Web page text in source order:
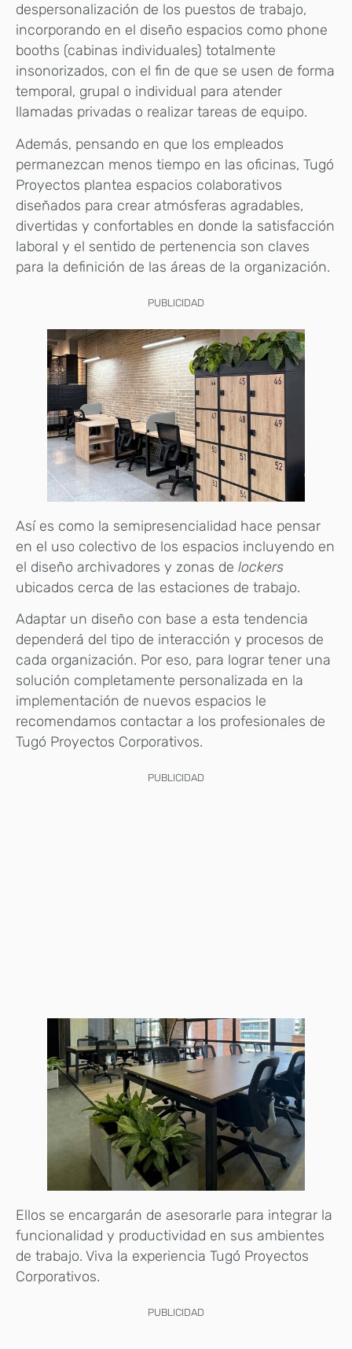
despersonalización de los puestos de trabajo,
incorporando en el diseño espacios como phone
booths (cabinas individuales) totalmente
insonorizados, con el fin de que se usen de forma
temporal, grupal o individual para atender
llamadas privadas o realizar tareas de equipo.
Además, pensando en que los empleados
permanezcan menos tiempo en las oficinas, Tugó
Proyectos plantea espacios colaborativos
diseñados para crear atmósferas agradables,
divertidas y confortables en donde la satisfacción
laboral y el sentido de pertenencia son claves
para la definición de las áreas de la organización.
PUBLICIDAD
Así es como la semipresencialidad hace pensar
en el uso colectivo de los espacios incluyendo en
el diseño archivadores y zonas de lockers
ubicados cerca de las estaciones de trabajo.
Adaptar un diseño con base a esta tendencia
dependerá del tipo de interacción y procesos de
cada organización. Por eso, para lograr tener una
solución completamente personalizada en la
implementación de nuevos espacios le
recomendamos contactar a los profesionales de
Tugó Proyectos Corporativos.
PUBLICIDAD
Ellos se encargarán de asesorarle para integrar la
funcionalidad y productividad en sus ambientes
de trabajo. Viva la experiencia Tugó Proyectos
Corporativos.
PUBLICIDAD